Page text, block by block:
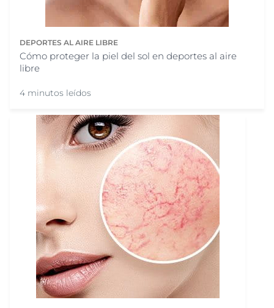
DEPORTES AL AIRE LIBRE
Cómo proteger la piel del sol en deportes al aire
libre
4 minutos leídos